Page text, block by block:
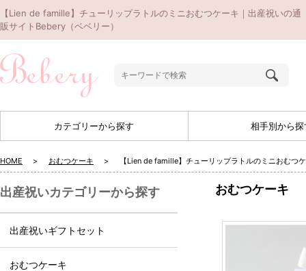
【Lien de famille】チューリップラトルのミニおむつケーキ｜出産祝いの通
販サイトBebery（ベベリー）
カテゴリーから探す 相手別から探
HOME おむつケーキ 【Lien de famille】チューリップラトルのミニおむつ
おむつケーキ
出産祝いカテゴリーから探す
出産祝いギフトセット
おむつケーキ